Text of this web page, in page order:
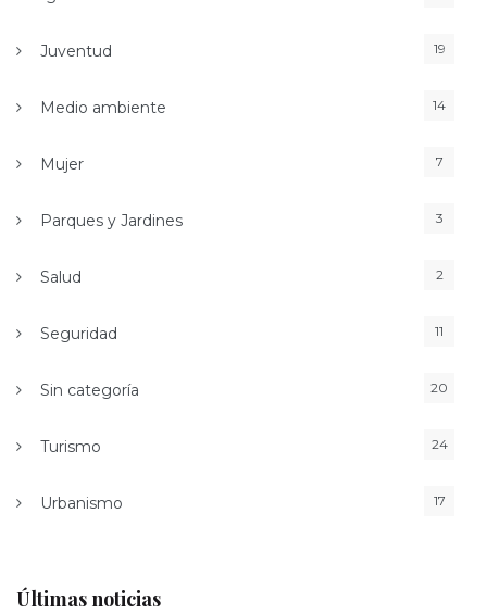
Juventud 19
Medio ambiente 14
Mujer 7
Parques y Jardines 3
Salud 2
Seguridad 11
Sin categoría 20
Turismo 24
Urbanismo 17
Últimas noticias